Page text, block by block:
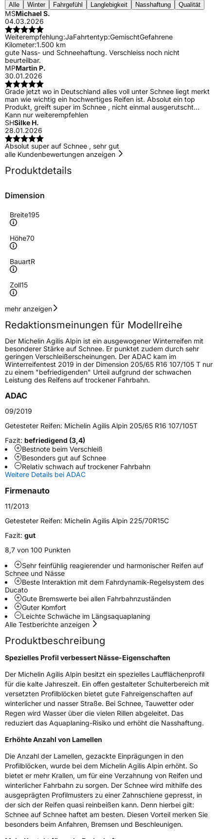
Alle Winter Fahrgefühl Langlebigkeit Nasshaftung Qualität
MSMichael S.
04.03.2026
Weiterempfehlung:JaFahrtentyp:GemischtGefahrene
Kilometer:1.500 km
gute Nass- und Schneehaftung. Verschleiss noch nicht
beurteilbar.
MPMartin P.
30.01.2026
Grade jetzt wo in Deutschland alles voll unter Schnee liegt merkt
man wie wichtig ein hochwertiges Reifen ist. Absolut ein top
Produkt, greift super im Schnee , nicht einmal ausgerutscht…
Kann nur weiterempfehlen
SHSilke H.
28.01.2026
Absolut super auf Schnee , sehr gut
alle Kundenbewertungen anzeigen
Produktdetails
Dimension
Breite195
Höhe70
BauartR
Zoll15
Geschwindigkeitsindex
Höchstgeschwindigkeit
170 km/h
Lastindex104/102
Höchstlast900/850 kg
Gewicht (in kg)11,74 kg
FahrzeugtypTransporter
VerwendungWinterreifen
ModellnameAgilis Alpin
FahrzeugartTransporter
Weitere Eigenschaften
SchlauchtypTL
ZustandNeureifen
M+SJa
C-ReifenJa
EU Label
NasshaftungB
Rollgeräusch (Klasse)
Rollgeräusch (dB)73
Fahrzeugklasse C2
3PMSF / Schneeflockensymbol / Alpine-Symbol
EisgripNein
EPREL ID411591
Allgemeine Produktsicherheit (GPSR)
HerstellerkontaktMANUFACTURE FRANCAISE DES
PNEUMATIQUES MICHELIN, place des
mehr anzeigen
Redaktionsmeinungen für Modellreihe
Der Michelin Agilis Alpin ist ein ausgewogener Winterreifen mit
besonderer Stärke auf Schnee. Er punktet zudem durch sehr
geringen Verschleißerscheinungen. Der ADAC kam im
Winterreifentest 2019 in der Dimension 205/65 R16 107/105 T nur
zu einem "befriedigenden" Urteil aufgrund der schwachen
Leistung des Reifens auf trockener Fahrbahn.
ADAC
09/2019
Getesteter Reifen: Michelin Agilis Alpin 205/65 R16 107/105T
Fazit: befriedigend (3,4)
Bestnote beim Verschleiß
Besonders gut auf Schnee
Relativ schwach auf trockener Fahrbahn
Weitere Details bei ADAC
Firmenauto
11/2013
Getesteter Reifen: Michelin Agilis Alpin 225/70R15C
Fazit: gut
8,7 von 100 Punkten
Sehr feinfühlig reagierender und harmonischer Reifen auf
Schnee und Nässe
Beste Interaktion mit dem Fahrdynamik-Regelsystem des
Ducato
Gute Bremswerte bei allen Fahrbahnzuständen
Guter Komfort
Leichte Schwäche im Längsaquaplaning
Alle Testberichte anzeigen
Produktbeschreibung
Spezielles Profil verbessert Nässe-Eigenschaften
Der Michelin Agilis Alpin besitzt ein spezielles Laufflächenprofil
für die kalte Jahreszeit. Ein offen gestalteter Schulterbereich mit
versetzten Profilblöcken bietet gute Fahreigenschaften auf
winterlicher und nasser Straße. Bei Schnee, Tauwetter oder
Regen wird Wasser über die vielen Rillen abgeleitet. Das
reduziert das Aquaplaning-Risiko und erhöht die Nasshaftung.
Erhöhte Anzahl von Lamellen
Die Anzahl der Lamellen, gezackte Einprägungen in den
Profilblöcken, wurde bei dem Michelin Agilis Alpin erhöht. So
bietet er mehr Krallen, um für eine Verzahnung von Reifen und
winterlicher Fahrbahn zu sorgen. Der Schnee wird mithilfe des
ausgeprägten Profilmusters zu einer Zahnschiene gepresst, in
der sich der Reifen quasi reinbeißen kann. Denn hierbei gilt:
Schnee auf Schnee haftet am besten. Diesen Vorteil merken Sie
besonders beim Anfahren, Bremsen und Beschleunigen.